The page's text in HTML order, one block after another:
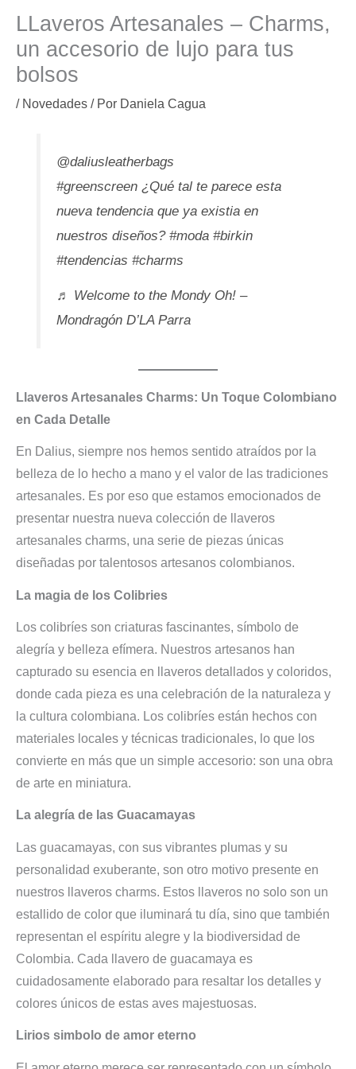
LLaveros Artesanales – Charms,
un accesorio de lujo para tus
bolsos
/ Novedades / Por Daniela Cagua
@daliusleatherbags
#greenscreen¿Qué tal te parece esta
nueva tendencia que ya existia en
nuestros diseños? #moda #birkin
#tendencias #charms
♬ Welcome to the Mondy Oh! –
Mondragón D’LA Parra
Llaveros Artesanales Charms: Un Toque Colombiano
en Cada Detalle
En Dalius, siempre nos hemos sentido atraídos por la
belleza de lo hecho a mano y el valor de las tradiciones
artesanales. Es por eso que estamos emocionados de
presentar nuestra nueva colección de llaveros
artesanales charms, una serie de piezas únicas
diseñadas por talentosos artesanos colombianos.
La magia de los Colibries
Los colibríes son criaturas fascinantes, símbolo de
alegría y belleza efímera. Nuestros artesanos han
capturado su esencia en llaveros detallados y coloridos,
donde cada pieza es una celebración de la naturaleza y
la cultura colombiana. Los colibríes están hechos con
materiales locales y técnicas tradicionales, lo que los
convierte en más que un simple accesorio: son una obra
de arte en miniatura.
La alegría de las Guacamayas
Las guacamayas, con sus vibrantes plumas y su
personalidad exuberante, son otro motivo presente en
nuestros llaveros charms. Estos llaveros no solo son un
estallido de color que iluminará tu día, sino que también
representan el espíritu alegre y la biodiversidad de
Colombia. Cada llavero de guacamaya es
cuidadosamente elaborado para resaltar los detalles y
colores únicos de estas aves majestuosas.
Lirios simbolo de amor eterno